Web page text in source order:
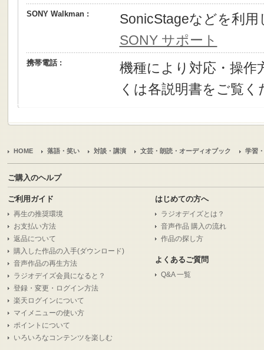
SONY Walkman :
SonicStageなどを利
SONY サポート
携帯電話 :
機種により対応・操作
くは各説明書をご覧く
HOME 落語・笑い 対談・講演 文芸・朗読・オーディオブック 学習
ご購入のヘルプ
ご利用ガイド
再生の推奨環境
お支払い方法
返品について
購入した作品の入手(ダウンロード)
音声作品の再生方法
ラジオデイズ会員になると？
登録・変更・ログイン方法
楽天ログインについて
マイメニューの使い方
ポイントについて
いろいろなコンテンツを楽しむ
はじめての方へ
ラジオデイズとは？
音声作品 購入の流れ
作品の探し方
よくあるご質問
Q&A 一覧